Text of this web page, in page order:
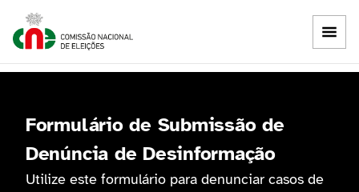
Skip to main content
Formulário de Submissão de
Denúncia de Desinformação
Utilize este formulário para denunciar casos de